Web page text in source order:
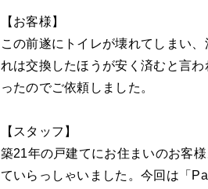
【お客様】
この前遂にトイレが壊れてしまい
れは交換したほうが安く済むと言
ったのでご依頼しました。
【スタッフ】
築21年の戸建てにお住まいのお客
ていらっしゃいました。今回は「